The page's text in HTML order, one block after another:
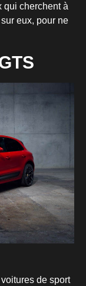
qui cherchent à
eux, pour ne
de sport